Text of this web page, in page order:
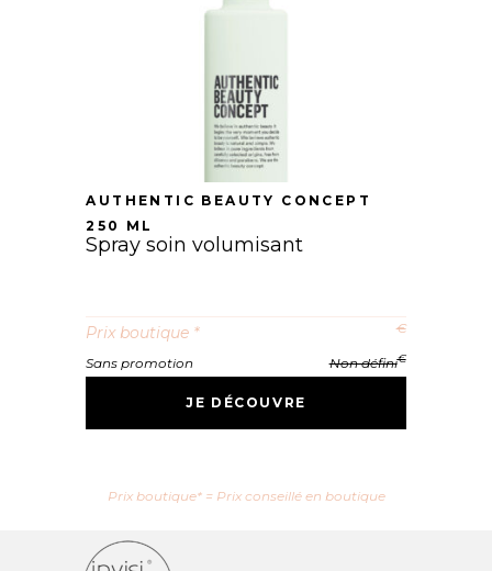
AUTHENTIC BEAUTY CONCEPT
250 ML
Spray soin volumisant
Prix boutique * €
Sans promotion Non défini€
JE DÉCOUVRE
Prix boutique* = Prix conseillé en boutique